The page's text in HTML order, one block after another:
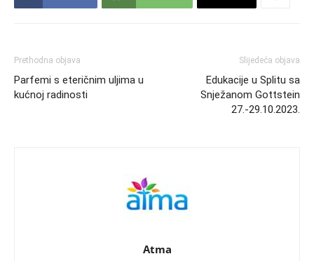
Prethodna objava
Parfemi s eteričnim uljima u
kućnoj radinosti
Slijedeća objava
Edukacije u Splitu sa
Snježanom Gottstein
27.-29.10.2023.
Atma